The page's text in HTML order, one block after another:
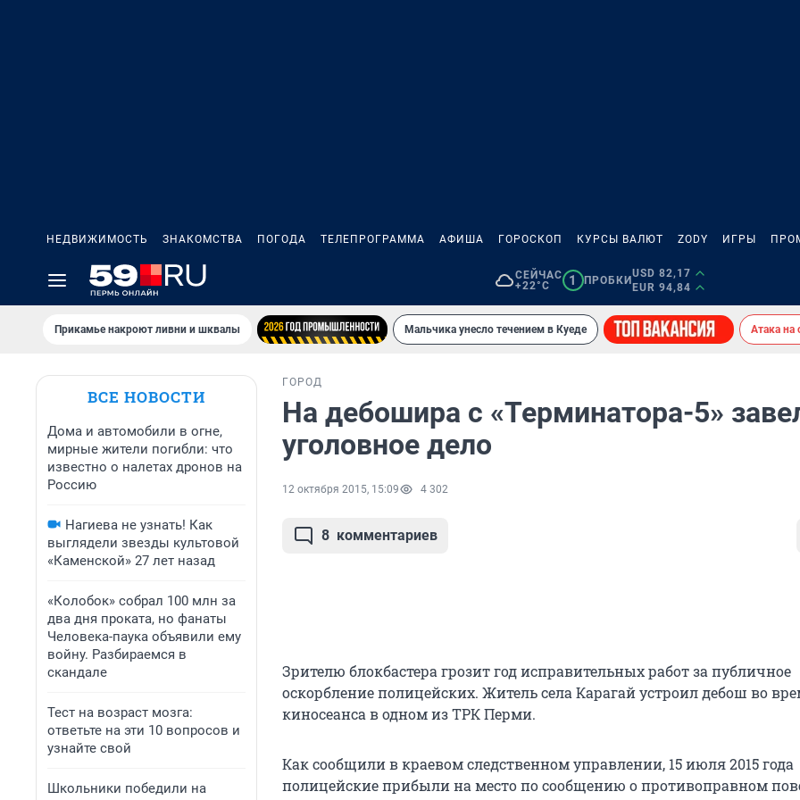
НЕДВИЖИМОСТЬ ЗНАКОМСТВА ПОГОДА ТЕЛЕПРОГРАММА АФИША ГОРОСКОП КУРСЫ ВАЛЮТ ZODY ИГРЫ
СЕЙЧАС
+22°C
1 ПРОБКИ
USD 82,17
EUR 94,84
Прикамье накроют ливни и шквалы Мальчика унесло течением в Куеде Атака на
ВСЕ НОВОСТИ
Дома и автомобили в огне,
мирные жители погибли: что
известно о налетах дронов на
Россию
Нагиева не узнать! Как
выглядели звезды культовой
«Каменской» 27 лет назад
«Колобок» собрал 100 млн за
два дня проката, но фанаты
Человека-паука объявили ему
войну. Разбираемся в
скандале
Тест на возраст мозга:
ответьте на эти 10 вопросов и
узнайте свой
Школьники победили на
ГОРОД
На дебошира с «Терминатора-5»
уголовное дело
12 октября 2015, 15:09 4 302
8 комментариев
Зрителю блокбастера грозит год исправительных работ за публичное
оскорбление полицейских. Житель села Карагай устроил дебош во
киносеанса в одном из ТРК Перми.
Как сообщили в краевом следственном управлении, 15 июля 2015 года
полицейские прибыли на место по сообщению о противоправном